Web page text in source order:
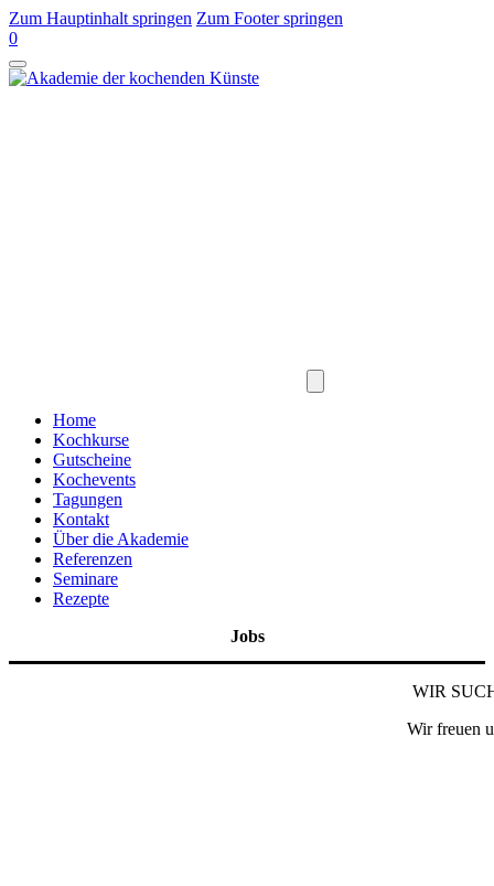
Zum Hauptinhalt springen Zum Footer springen
0
Home
Kochkurse
Gutscheine
Kochevents
Tagungen
Kontakt
Über die Akademie
Referenzen
Seminare
Rezepte
Jobs
WIR
Wir freuen